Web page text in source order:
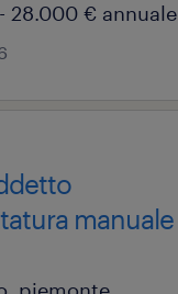
28.000 € annuale
manuale